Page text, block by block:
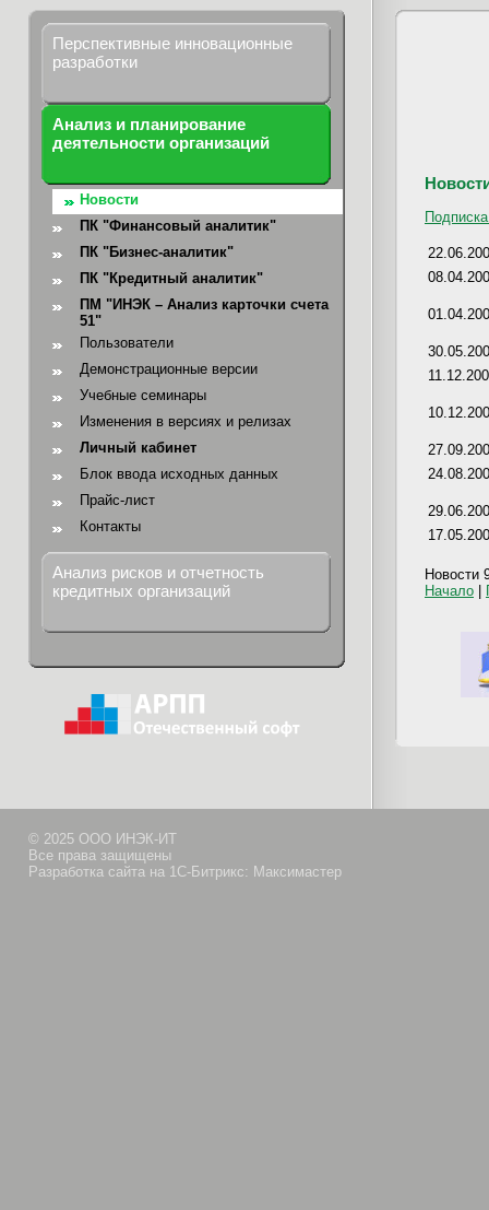
Перспективные инновационные
разработки
Анализ и планирование
деятельности организаций
Новости
ПК "Финансовый аналитик"
ПК "Бизнес-аналитик"
ПК "Кредитный аналитик"
ПМ "ИНЭК – Анализ карточки счета
51"
Пользователи
Демонстрационные версии
Учебные семинары
Изменения в версиях и релизах
Личный кабинет
Блок ввода исходных данных
Прайс-лист
Контакты
Анализ рисков и отчетность
кредитных организаций
Новости
Начало
© 2025 ООО ИНЭК-ИТ
Все права защищены
Разработка сайта на 1С-Битрикс: Максимастер